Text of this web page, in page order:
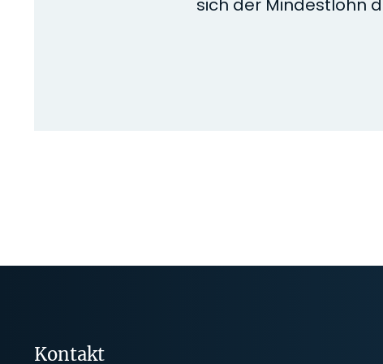
sich der Mindestlohn
Kontakt